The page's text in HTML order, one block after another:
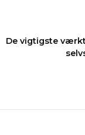
De vigtigste